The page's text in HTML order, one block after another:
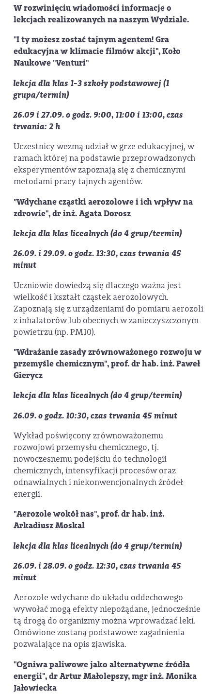
W rozwinięciu wiadomości informacje o
lekcjach realizowanych na naszym Wydziale.
"I ty możesz zostać tajnym agentem! Gra
edukacyjna w klimacie filmów akcji", Koło
Naukowe "Venturi"
lekcja dla klas 1-3 szkoły podstawowej (1
grupa/termin)
26.09 i 27.09. o godz. 9:00, 11:00 i 13:00, czas
trwania: 2 h
Uczestnicy wezmą udział w grze edukacyjnej, w
ramach której na podstawie przeprowadzonych
eksperymentów zapoznają się z chemicznymi
metodami pracy tajnych agentów.
"Wdychane cząstki aerozolowe i ich wpływ na
zdrowie", dr inż. Agata Dorosz
lekcja dla klas licealnych (do 4 grup/termin)
26.09. i 29.09. o godz. 13:30, czas trwania 45
minut
Uczniowie dowiedzą się dlaczego ważna jest
wielkość i kształt cząstek aerozolowych.
Zapoznają się z urządzeniami do pomiaru aerozoli
z inhalatorów lub obecnych w zanieczyszczonym
powietrzu (np. PM10).
"Wdrażanie zasady zrównoważonego rozwoju w
przemyśle chemicznym", prof. dr hab. inż. Paweł
Gierycz
lekcja dla klas licealnych(do 4 grup/termin)
26.09. o godz. 10:30, czas trwania 45 minut
Wykład poświęcony zrównoważonemu
rozwojowi przemysłu chemicznego, tj.
nowoczesnemu podejściu do technologii
chemicznych, intensyfikacji procesów oraz
odnawialnych i niekonwencjonalnych źródeł
energii.
"Aerozole wokół nas", prof. dr hab. inż.
Arkadiusz Moskal
lekcja dla klas licealnych(do 4 grup/termin)
26.09. i 28.09. o godz. 12:30, czas trwania 45
minut
Aerozole wdychane do układu oddechowego
wywołać mogą efekty niepożądane, jednocześnie
tą drogą do organizmy można wprowadzać leki.
Omówione zostaną podstawowe zagadnienia
pozwalające na opis zjawiska.
"Ogniwa paliwowe jako alternatywne źródła
energii", dr Artur Małolepszy, mgr inż. Monika
Jałowiecka